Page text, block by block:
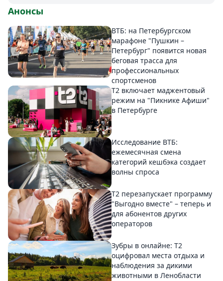
Анонсы
ВТБ: на Петербургском
марафоне "Пушкин –
Петербург" появится новая
беговая трасса для
профессиональных
спортсменов
Т2 включает маджентовый
режим на "Пикнике Афиши"
в Петербурге
Исследование ВТБ:
ежемесячная смена
категорий кешбэка создает
волны спроса
Т2 перезапускает программу
"Выгодно вместе" – теперь и
для абонентов других
операторов
Зубры в онлайне: Т2
оцифровал места отдыха и
наблюдения за дикими
животными в Ленобласти